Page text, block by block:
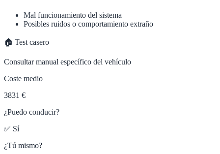
Mal funcionamiento del sistema
Posibles ruidos o comportamiento extraño
🏠 Test casero
Consultar manual específico del vehículo
Coste medio
3831 €
¿Puedo conducir?
✅ Sí
¿Tú mismo?